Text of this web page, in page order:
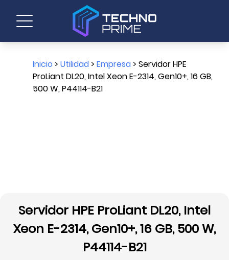
Inicio > Utilidad> Empresa> Servidor HPE
ProLiant DL20, Intel Xeon E-2314, Gen10+, 16 GB,
500 W, P44114-B21
Servidor HPE ProLiant DL20, Intel
Xeon E-2314, Gen10+, 16 GB, 500 W,
P44114-B21